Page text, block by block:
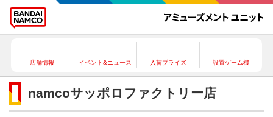
店舗情報 イベント&ニュース 入荷プライズ 設置ゲーム機
namcoサッポロファクトリー店